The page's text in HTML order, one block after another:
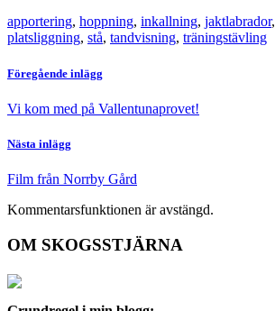
apportering, hoppning, inkallning, jaktlabrador,
platsliggning, stå, tandvisning, träningstävling
Föregående inlägg
Vi kom med på Vallentunaprovet!
Nästa inlägg
Film från Norrby Gård
Kommentarsfunktionen är avstängd.
OM SKOGSSTJÄRNA